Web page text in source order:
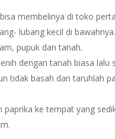
membelinya di toko
lubang kecil di bawahnya.
pupuk dan tanah.
dengan tanah biasa lalu
tidak basah dan taruhlah
ke tempat yang